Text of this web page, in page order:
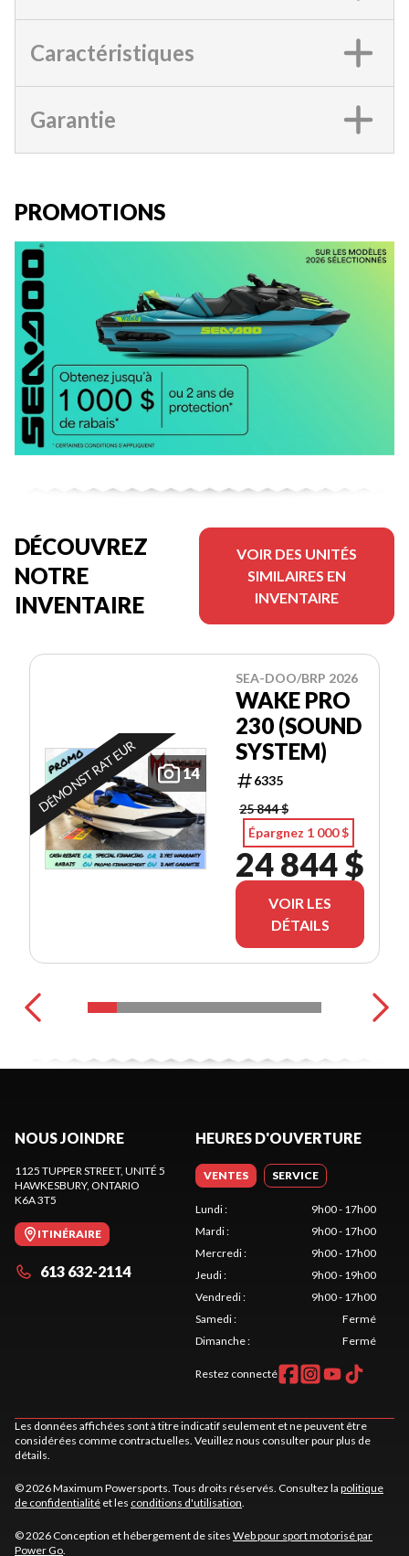
Caractéristiques
Garantie
PROMOTIONS
DÉCOUVREZ
NOTRE
INVENTAIRE
VOIR DES UNITÉS
SIMILAIRES EN
INVENTAIRE
14
DÉMONSTRATEUR
SEA-DOO/BRP 2026
WAKE PRO
230 (SOUND
SYSTEM)
6335
25 844 $
Épargnez 1 000 $
24 844 $
VOIR LES
DÉTAILS
NOUS JOINDRE
1125 TUPPER STREET, UNITÉ 5
HAWKESBURY, ONTARIO
K6A 3T5
ITINÉRAIRE
613 632-2114
HEURES D'OUVERTURE
VENTES SERVICE
Lundi:
9h00 - 17h00
Mardi:
9h00 - 17h00
Mercredi:
9h00 - 17h00
Jeudi:
9h00 - 19h00
Vendredi:
9h00 - 17h00
Samedi:
Fermé
Dimanche: Fermé
Restez connecté
Les données affichées sont à titre indicatif seulement et ne peuvent être
considérées comme contractuelles. Veuillez nous consulter pour plus de
détails.
© 2026 Maximum Powersports. Tous droits réservés. Consultez la politique
de confidentialité et les conditions d'utilisation
© 2026 Conception et hébergement de sites Web pour sport motorisé par
Power Go